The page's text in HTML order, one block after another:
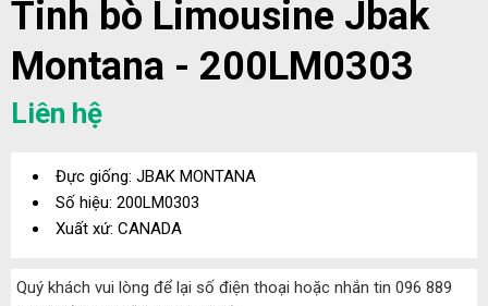
Tinh bò Limousine Jbak
Montana - 200LM0303
Liên hệ
Đực giống: JBAK MONTANA
Số hiệu: 200LM0303
Xuất xứ: CANADA
Quý khách vui lòng để lại số điện thoại hoặc nhắn tin 096 889